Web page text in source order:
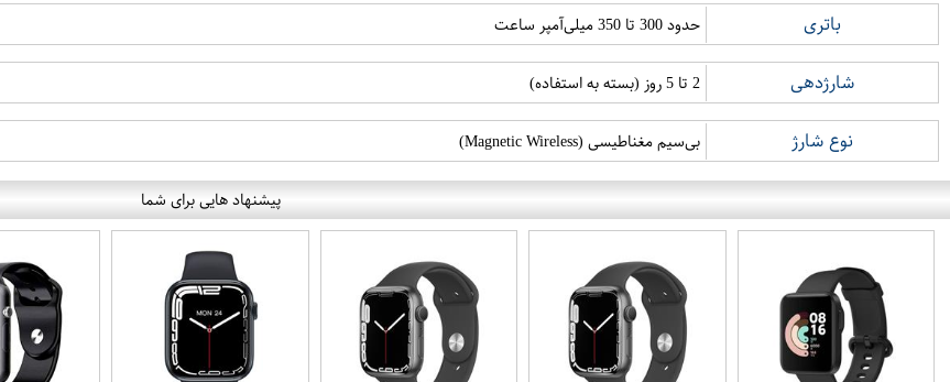
باتری حدود 300 تا 350 میلی‌آمپر ساعت
شارژدهی 2 تا 5 روز (بسته به استفاده)
نوع شارژ بی‌سیم مغناطیسی (Magnetic Wireless)
پیشنهاد هایی برای شما